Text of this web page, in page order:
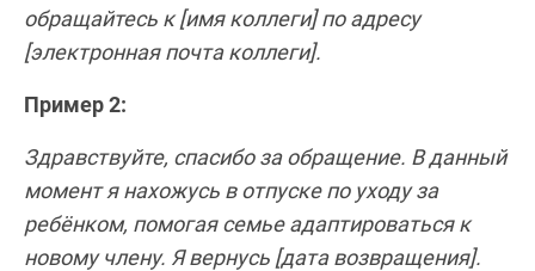
обращайтесь к [имя коллеги] по адресу
[электронная почта коллеги].
Пример 2:
Здравствуйте, спасибо за обращение. В данный
момент я нахожусь в отпуске по уходу за
ребёнком, помогая семье адаптироваться к
новому члену. Я вернусь [дата возвращения].